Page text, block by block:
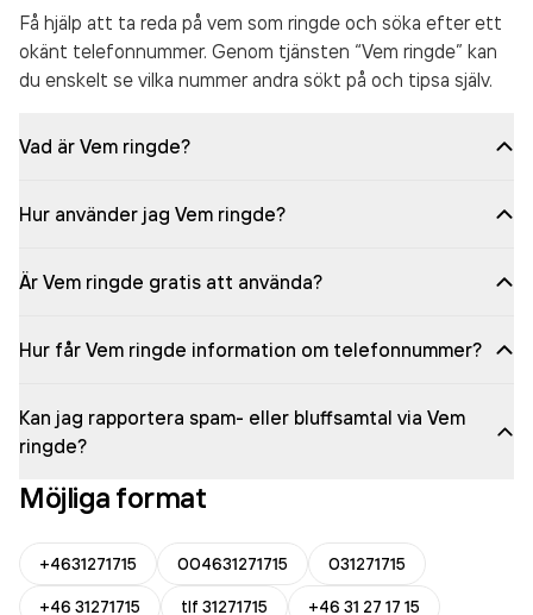
Få hjälp att ta reda på vem som ringde och söka efter ett
okänt telefonnummer. Genom tjänsten “Vem ringde” kan
du enskelt se vilka nummer andra sökt på och tipsa själv.
Vad är Vem ringde?
Hur använder jag Vem ringde?
Är Vem ringde gratis att använda?
Hur får Vem ringde information om telefonnummer?
Kan jag rapportera spam- eller bluffsamtal via Vem
ringde?
Möjliga format
+4631271715 004631271715
031271715
+46 31271715
tlf 31271715
+46 31 27 17 15